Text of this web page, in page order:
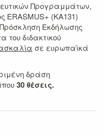
Προγραμμάτων,
ERASMUS+ (KA131)
Εκδήλωσης
του διδακτικού
σε ευρωπαϊκά
δράση
30 θέσεις.